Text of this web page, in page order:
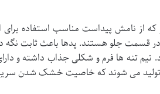
از نامش پیداست مناسب استفاده
در قسمت جلو هستند. پدها باعث ثابت
نیم تنه ها فرم و شکلی جذاب داشته و
تولید می شوند که خاصیت خشک شدن